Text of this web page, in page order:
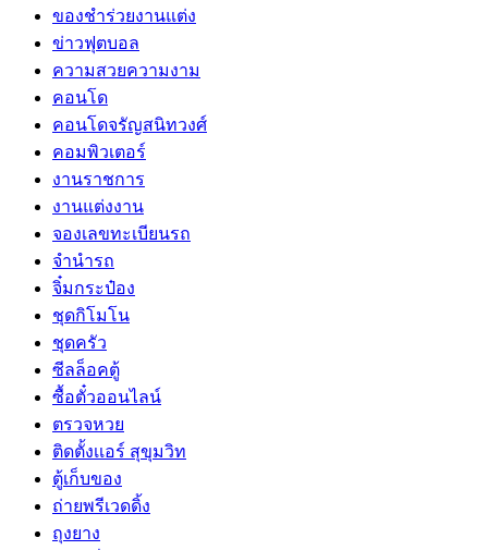
ของชำร่วยงานแต่ง
ข่าวฟุตบอล
ความสวยความงาม
คอนโด
คอนโดจรัญสนิทวงศ์
คอมพิวเตอร์
งานราชการ
งานแต่งงาน
จองเลขทะเบียนรถ
จำนำรถ
จิ๋มกระป๋อง
ชุดกิโมโน
ชุดครัว
ซีลล็อคตู้
ซื้อตั๋วออนไลน์
ตรวจหวย
ติดตั้งเเอร์ สุขุมวิท
ตู้เก็บของ
ถ่ายพรีเวดดิ้ง
ถุงยาง